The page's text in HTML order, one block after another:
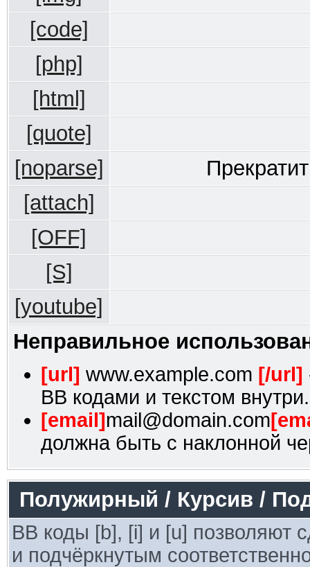
[code]
[php]
[html]
[quote]
[noparse]
[attach]
[OFF]
[S]
[youtube]
Неправильное
[url] www.example.com [/url]
BB кодами и текстом внутри.
[email]mail@domain.com
должна быть с наклонной
Полужирный / Курсив /
BB коды [b], [i] и [u] позволяют
и подчёркнутым